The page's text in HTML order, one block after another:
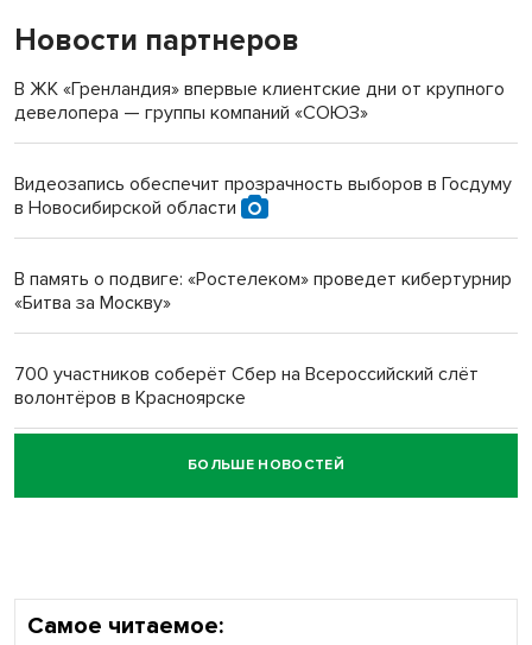
«Мы живём на пастбище!»: в новосибирском селе лошади
терроризируют жителей
Инвалид получил условный срок за избиение врачей
Новосибирский преподаватель с женой вошли в топ-16
Обновлённое отделение ВТБ открылось в Искитиме
Новости партнеров
В ЖК «Гренландия» впервые клиентские дни от крупного
девелопера — группы компаний «СОЮЗ»
Видеозапись обеспечит прозрачность выборов в Госдуму
в Новосибирской области
В память о подвиге: «Ростелеком» проведет кибертурнир
«Битва за Москву»
700 участников соберёт Сбер на Всероссийский слёт
волонтёров в Красноярске
Честный выбор: видеонаблюдение обеспечит
объективность результатов ЕДГ в Новосибирской
БОЛЬШЕ НОВОСТЕЙ
Самое читаемое: